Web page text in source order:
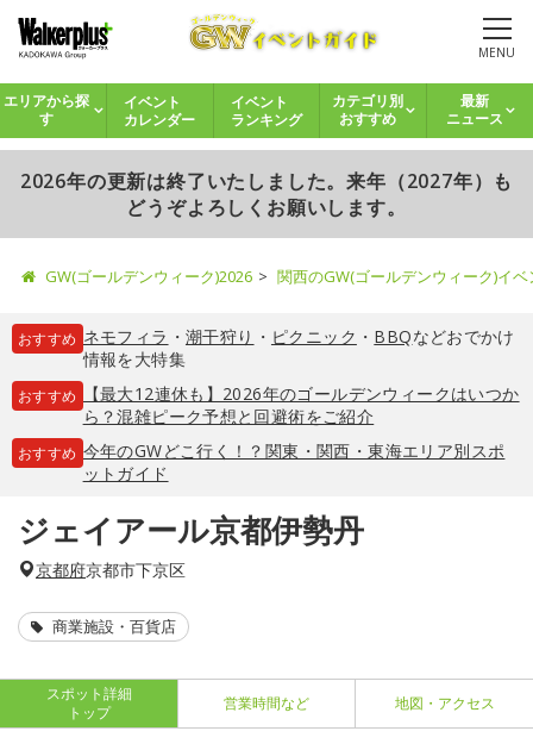
MENU
エリアから探
す
イベント
カレンダー
イベント
ランキング
カテゴリ別
おすすめ
最新
ニュース
2026年の更新は終了いたしました。来年（2027年）も
どうぞよろしくお願いします。
GW(ゴールデンウィーク)2026 関西のGW(ゴールデンウィーク)イ
おすすめ ネモフィラ ・ 潮干狩り ・ ピクニック ・ BBQなどおでかけ
情報を大特集
おすすめ
【最大12連休も】2026年のゴールデンウィークはいつか
ら？混雑ピーク予想と回避術をご紹介
おすすめ 今年のGWどこ行く！？関東・関西・東海エリア別スポ
ットガイド
ジェイアール京都伊勢丹
京都府京都市下京区
商業施設・百貨店
スポット詳細
トップ
営業時間など 地図・アクセス